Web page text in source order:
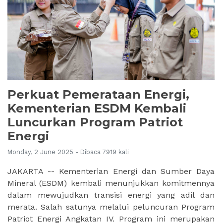
Perkuat Pemerataan Energi,
Kementerian ESDM Kembali
Luncurkan Program Patriot
Energi
Monday, 2 June 2025 - Dibaca 7919 kali
JAKARTA -- Kementerian Energi dan Sumber Daya
Mineral (ESDM) kembali menunjukkan komitmennya
dalam mewujudkan transisi energi yang adil dan
merata. Salah satunya melalui peluncuran Program
Patriot Energi Angkatan IV. Program ini merupakan